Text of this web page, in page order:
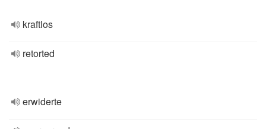
kraftlos
retorted
erwiderte